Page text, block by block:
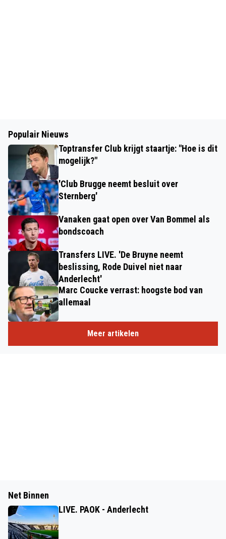
Populair Nieuws
Toptransfer Club krijgt staartje: "Hoe is dit
mogelijk?"
'Club Brugge neemt besluit over
Sternberg'
Vanaken gaat open over Van Bommel als
bondscoach
Transfers LIVE. 'De Bruyne neemt
beslissing, Rode Duivel niet naar
Anderlecht'
Marc Coucke verrast: hoogste bod van
allemaal
Meer artikelen
Net Binnen
LIVE. PAOK - Anderlecht